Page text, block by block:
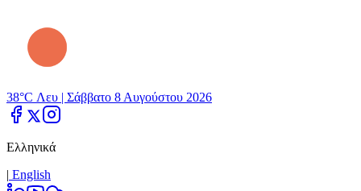
38°C Λευ | Σάββατο 8 Αυγούστου 2026
Ελληνικά
| Εnglish